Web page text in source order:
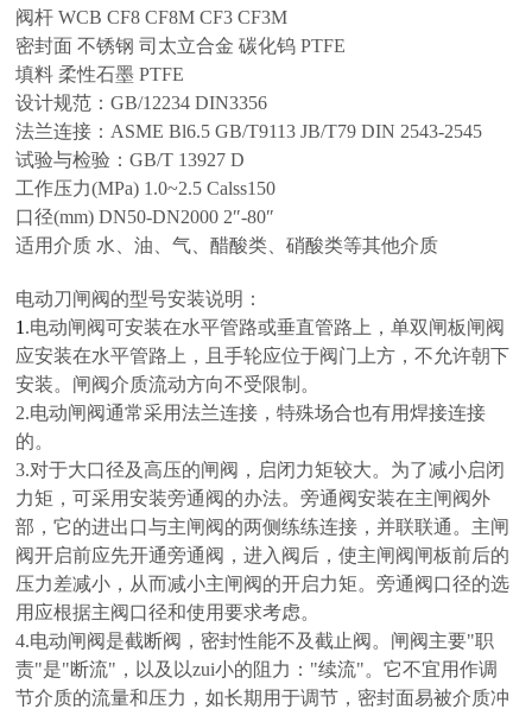
阀杆 WCB CF8 CF8M CF3 CF3M
密封面 不锈钢 司太立合金 碳化钨 PTFE
填料 柔性石墨 PTFE
设计规范：GB/12234 DIN3356
法兰连接：ASME Bl6.5 GB/T9113 JB/T79 DIN 2543-2545
试验与检验：GB/T 13927 D
工作压力(MPa) 1.0~2.5 Calss150
口径(mm) DN50-DN2000 2″-80″
适用介质 水、油、气、醋酸类、硝酸类等其他介质
电动刀闸阀的型号安装说明：
1 .电动闸阀可安装在水平管路或垂直管路上，单双闸板闸阀
应安装在水平管路上，且手轮应位于阀门上方，不允许朝下
安装。闸阀介质流动方向不受限制。
2.电动闸阀通常采用法兰连接，特殊场合也有用焊接连接
的。
3.对于大口径及高压的闸阀，启闭力矩较大。为了减小启闭
力矩，可采用安装旁通阀的办法。旁通阀安装在主闸阀外
部，它的进出口与主闸阀的两侧练练连接，并联联通。主闸
阀开启前应先开通旁通阀，进入阀后，使主闸阀闸板前后的
压力差减小，从而减小主闸阀的开启力矩。旁通阀口径的选
用应根据主阀口径和使用要求考虑。
4.电动闸阀是截断阀，密封性能不及截止阀。闸阀主要"职
责"是"断流"，以及以zui小的阻力："续流"。它不宜用作调
节介质的流量和压力，如长期用于调节，密封面易被介质冲